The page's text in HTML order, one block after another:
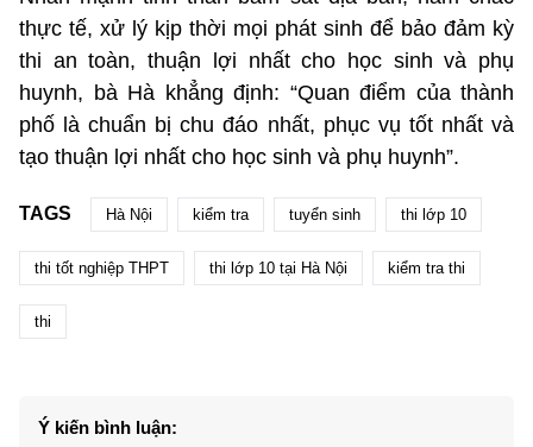
thực tế, xử lý kịp thời mọi phát sinh để bảo đảm kỳ
thi an toàn, thuận lợi nhất cho học sinh và phụ
huynh, bà Hà khẳng định: “Quan điểm của thành
phố là chuẩn bị chu đáo nhất, phục vụ tốt nhất và
tạo thuận lợi nhất cho học sinh và phụ huynh”.
TAGS Hà Nội kiểm tra tuyển sinh thi lớp 10
thi tốt nghiệp THPT thi lớp 10 tại Hà Nội kiểm tra thi
thi
Ý kiến bình luận: